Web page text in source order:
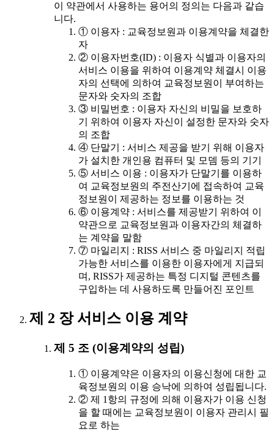
이 약관에서 사용하는 용어의 정의는 다음과 같습
니다.
① 이용자 : 교육정보원과 이용계약을 체결한
자
② 이용자번호(ID) : 이용자 식별과 이용자의
서비스 이용을 위하여 이용계약 체결시 이용
자의 선택에 의하여 교육정보원이 부여하는
문자와 숫자의 조합
③ 비밀번호 : 이용자 자신의 비밀을 보호하
기 위하여 이용자 자신이 설정한 문자와 숫자
의 조합
④ 단말기 : 서비스 제공을 받기 위해 이용자
가 설치한 개인용 컴퓨터 및 모뎀 등의 기기
⑤ 서비스 이용 : 이용자가 단말기를 이용하
여 교육정보원의 주전산기에 접속하여 교육
정보원이 제공하는 정보를 이용하는 것
⑥ 이용계약 : 서비스를 제공받기 위하여 이
약관으로 교육정보원과 이용자간의 체결하
는 계약을 말함
⑦ 마일리지 : RISS 서비스 중 마일리지 적립
가능한 서비스를 이용한 이용자에게 지급되
며, RISS가 제공하는 특정 디지털 콘텐츠를
구입하는 데 사용하도록 만들어진 포인트
제 2 장 서비스 이용 계약
제 5 조 (이용계약의 성립)
① 이용계약은 이용자의 이용신청에 대한 교
육정보원의 이용 승낙에 의하여 성립됩니다.
② 제 1항의 규정에 의해 이용자가 이용 신청
을 할 때에는 교육정보원이 이용자 관리시 필
요로 하는